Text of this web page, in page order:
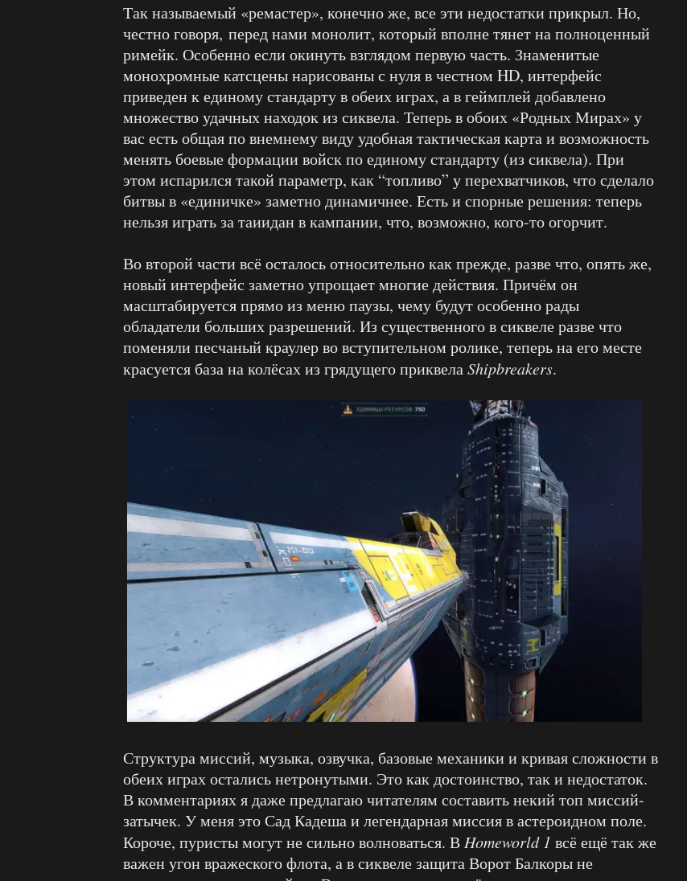
Так называемый «ремастер», конечно же, все эти недостатки прикрыл. Но,
честно говоря, перед нами монолит, который вполне тянет на полноценный
римейк. Особенно если окинуть взглядом первую часть. Знаменитые
монохромные катсцены нарисованы с нуля в честном HD, интерфейс
приведен к единому стандарту в обеих играх, а в геймплей добавлено
множество удачных находок из сиквела. Теперь в обоих «Родных Мирах» у
вас есть общая по внемнему виду удобная тактическая карта и возможность
менять боевые формации войск по единому стандарту (из сиквела). При
этом испарился такой параметр, как “топливо” у перехватчиков, что сделало
битвы в «единичке» заметно динамичнее. Есть и спорные решения: теперь
нельзя играть за таиидан в кампании, что, возможно, кого-то огорчит.
Во второй части всё осталось относительно как прежде, разве что, опять же,
новый интерфейс заметно упрощает многие действия. Причём он
масштабируется прямо из меню паузы, чему будут особенно рады
обладатели больших разрешений. Из существенного в сиквеле разве что
поменяли песчаный краулер во вступительном ролике, теперь на его месте
красуется база на колёсах из грядущего приквелаShipbreakers.
Структура миссий, музыка, озвучка, базовые механики и кривая сложности в
обеих играх остались нетронутыми. Это как достоинство, так и недостаток.
В комментариях я даже предлагаю читателям составить некий топ миссий-
затычек. У меня это Сад Кадеша и легендарная миссия в астероидном поле.
Короче, пуристы могут не сильно волноваться. В Homeworld 1 всё ещё так же
важен угон вражеского флота, а в сиквеле защита Ворот Балкоры не